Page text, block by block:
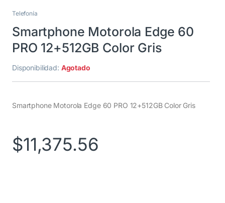
Telefonía
Smartphone Motorola Edge 60
PRO 12+512GB Color Gris
Disponibilidad: Agotado
Smartphone Motorola Edge 60 PRO 12+512GB Color Gris
$11,375.56